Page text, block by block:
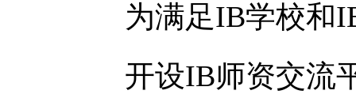
为满足IB学校和
开设IB师资交流